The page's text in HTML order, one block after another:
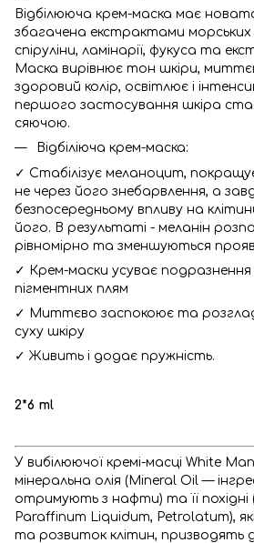
Відбілююча крем-маска має
збагачена екстрактами
спіруліни, ламінарії, фукуса та
Маска вирівнює тон шкіри,
здоровий колір, освітлює і
першого застосування шкіра
сяючою.
Відбіліюча крем-маска:
✓ Стабілізує меланоцит,
не через його знебарвлення, а
безпосередньому впливу на
його. В результаті - меланін
рівномірно та зменшуються
✓ Крем-маски усуває подразнення
пігментних плям
✓ Миттєво заспокоює та
суху шкіру
✓ Живить і додає пружність.
2*6 ml
У вибілюючої кремі-масці White
мінеральна олія (Mineral Oil —
отримують з нафти) та її похідні
Paraffinum Liquidum, Petrolatum),
та розвиток клітин, призводять